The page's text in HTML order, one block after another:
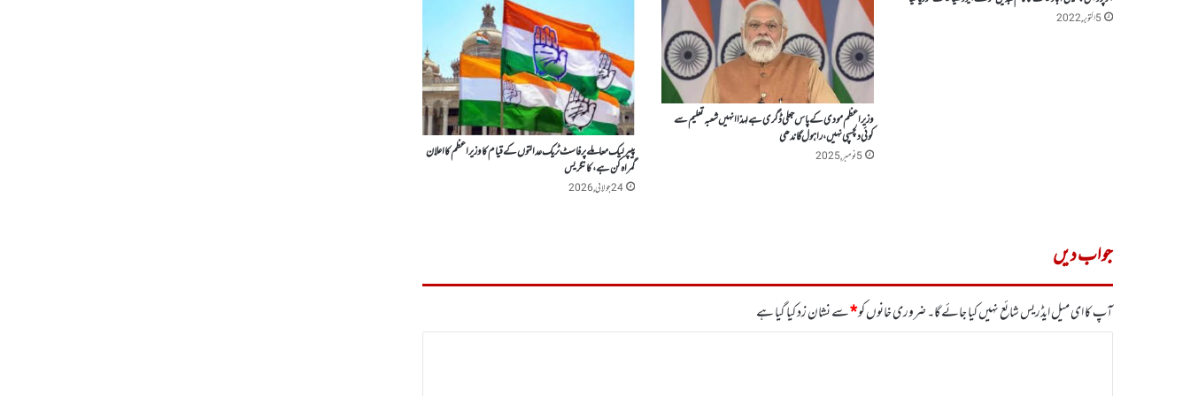
5 اکتوبر, 2022
وزیر اعظم مودی کے پاس جعلی ڈگری ہے لہذا انہیں شعبہ تعلیم سے
کوئی دلچسپی نہیں ، راہول گاندھی
5 نومبر, 2025 پیپر لیک معاملے پر فاسٹ ٹریک عدالتوں کے قیام کا وزیر اعظم کا اعلان
گمراہ کن ہے، کانگریس
24 جولائی, 2026
جواب دیں
آپ کا ای میل ایڈریس شائع نہیں کیا جائے گا۔ضروری خانوں کو*سے نشان زد کیا گیا ہے